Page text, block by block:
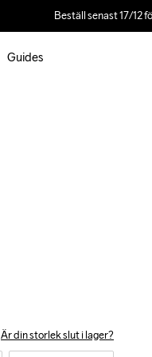
Beställ senast 17/12
Guides
Är din storlek slut i lager?